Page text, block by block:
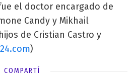
el doctor encargado de
Candy y Mikhail
de Cristian Castro y
)
COMPARTÍ